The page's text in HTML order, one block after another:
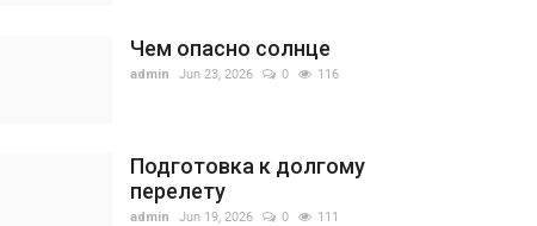
Чем опасно солнце
admin Jun 23, 2026 0 116
Подготовка к долгому
перелету
admin Jun 19, 2026 0 111